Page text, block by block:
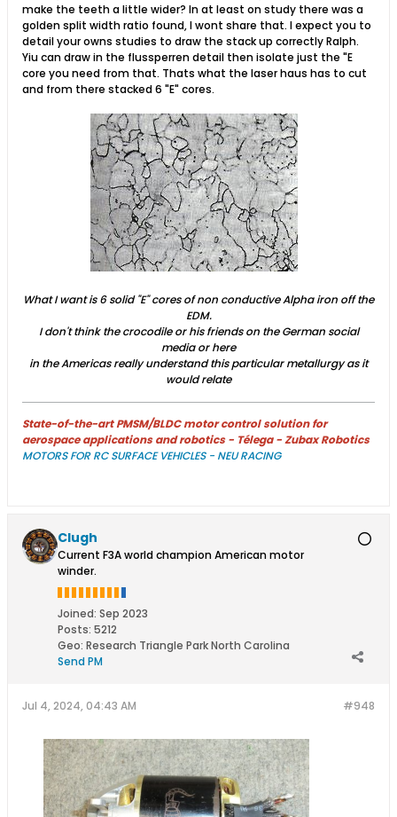
make the teeth a little wider? In at least on study there was a
golden split width ratio found, I wont share that. I expect you to
detail your owns studies to draw the stack up correctly Ralph.
Yiu can draw in the flussperren detail then isolate just the "E
core you need from that. Thats what the laser haus has to cut
and from there stacked 6 "E" cores.
What I want is 6 solid "E" cores of non conductive Alpha iron off the
EDM.
I don't think the crocodile or his friends on the German social
media or here
in the Americas really understand this particular metallurgy as it
would relate
State-of-the-art PMSM/BLDC motor control solution for
aerospace applications and robotics - Télega - Zubax Robotics
MOTORS FOR RC SURFACE VEHICLES - NEU RACING
Clugh
Current F3A world champion American motor
winder.
Joined: Sep 2023
Posts: 5212
Geo: Research Triangle Park North Carolina
Send PM
#948
Jul 4, 2024, 04:43 AM